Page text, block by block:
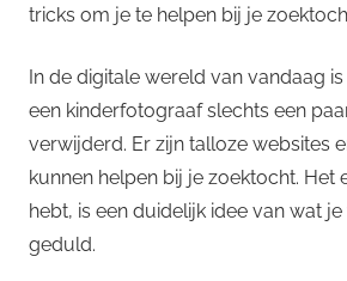
tricks om je te helpen bij je
In de digitale wereld van vandaag
een kinderfotograaf slechts een
verwijderd. Er zijn talloze websites
kunnen helpen bij je zoektocht. Het
hebt, is een duidelijk idee van wat
geduld.